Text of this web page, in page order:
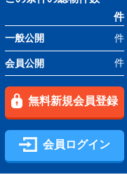
件
一般公開 件
会員公開 件
無料新規会員登録
会員ログイン